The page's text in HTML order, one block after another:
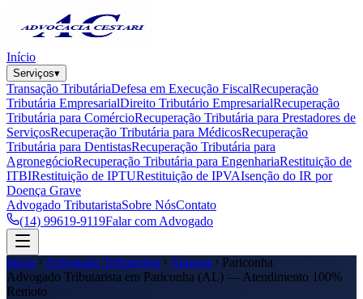
Início
Serviços▾
Transação TributáriaDefesa em Execução FiscalRecuperação
Tributária EmpresarialDireito Tributário EmpresarialRecuperação
Tributária para ComércioRecuperação Tributária para Prestadores de
ServiçosRecuperação Tributária para MédicosRecuperação
Tributária para DentistasRecuperação Tributária para
AgronegócioRecuperação Tributária para EngenhariaRestituição de
ITBIRestituição de IPTURestituição de IPVAIsenção do IR por
Doença Grave
Advogado TributaristaSobre NósContato
(14) 99619-9119Falar com Advogado
Início Advogado Tributarista Alagoas
Pariconha
Advogado Tributarista em Pariconha (AL) — Atendimento 100%
Remoto